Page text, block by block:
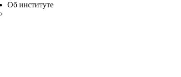
Об институте